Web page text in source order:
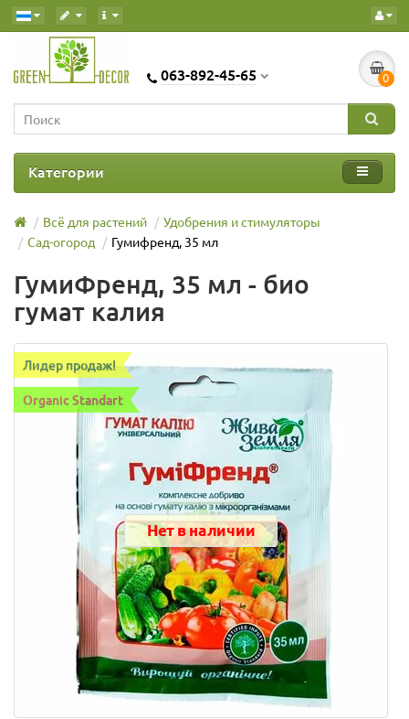
063-892-45-65 0
Категории
Всё для растений
Удобрения и стимуляторы
Сад-огород
Гумифренд, 35 мл
ГумиФренд, 35 мл - био
гумат калия
Лидер продаж!
Organic Standart
Нет в наличии